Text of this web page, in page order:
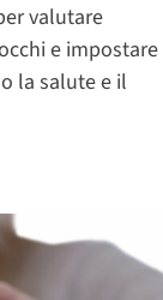
valutare
e impostare
la salute e il